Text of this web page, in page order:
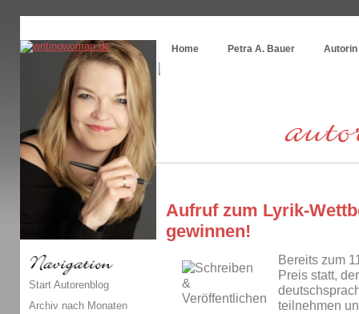
Home
Petra A. Bauer Autorin
Aufruf zum Lyrik-
gewinnen!
Bereits zum
Preis statt,
teilnehmen
Start Autorenblog
Archiv nach Monaten